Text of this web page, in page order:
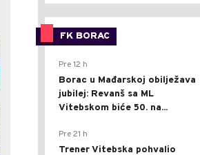
FK BORAC
Pre 12 h
Borac u Mađarskoj obilježava
jubilej: Revanš sa ML
Vitebskom biće 50. na...
Pre 21 h
Trener Vitebska pohvalio